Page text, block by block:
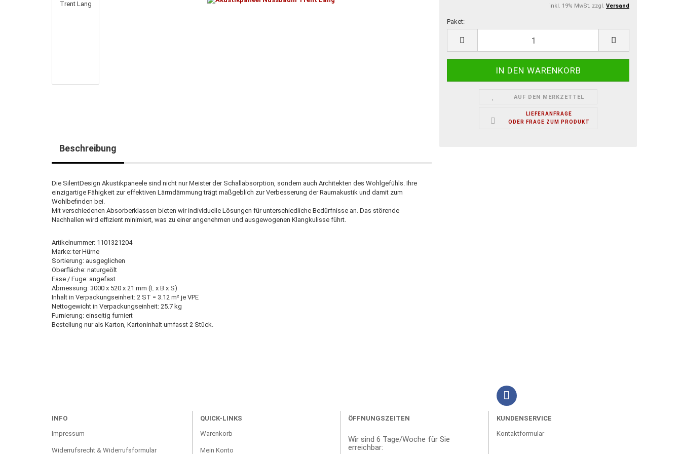
inkl. 19% MwSt. zzgl. Versand
Paket:
Paket
AUF DEN MERKZETTEL
LIEFERANFRAGE
ODER FRAGE ZUM PRODUKT
Beschreibung
Die SilentDesign Akustikpaneele sind nicht nur Meister der Schallabsorption, sondern auch Architekten des Wohlgefühls. Ihre
einzigartige Fähigkeit zur effektiven Lärmdämmung trägt maßgeblich zur Verbesserung der Raumakustik und damit zum
Wohlbefinden bei.
Mit verschiedenen Absorberklassen bieten wir individuelle Lösungen für unterschiedliche Bedürfnisse an. Das störende
Nachhallen wird effizient minimiert, was zu einer angenehmen und ausgewogenen Klangkulisse führt.
Artikelnummer: 1101321204
Marke: ter Hürne
Sortierung: ausgeglichen
Oberfläche: naturgeölt
Fase / Fuge: angefast
Abmessung: 3000 x 520 x 21 mm (L x B x S)
Inhalt in Verpackungseinheit: 2 ST = 3.12 m² je VPE
Nettogewicht in Verpackungseinheit: 25.7 kg
Furnierung: einseitig furniert
Bestellung nur als Karton, Kartoninhalt umfasst 2 Stück.
INFO
Impressum
Widerrufsrecht & Widerrufsformular
QUICK-LINKS
Warenkorb
Mein Konto
ÖFFNUNGSZEITEN
Wir sind 6 Tage/Woche für Sie
erreichbar:
KUNDENSERVICE
Kontaktformular